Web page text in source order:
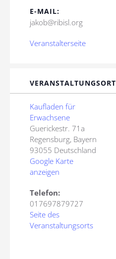
E-MAIL:
jakob@ribisl.org
Veranstalterseite
VERANSTALTUNGSORT
Kaufladen für
Erwachsene
Guerickestr. 71a
Regensburg, Bayern
93055 Deutschland
Google Karte
anzeigen
Telefon:
017697879727
Seite des
Veranstaltungsorts